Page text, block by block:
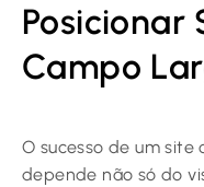
Posicionar
Campo
O sucesso de um
depende não só do